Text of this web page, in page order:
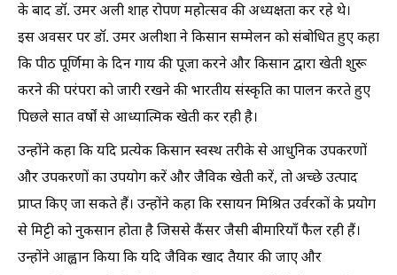
के बाद डॉ. उमर अली शाह रोपण महोत्सव की अध्यक्षता कर रहे थे।
इस अवसर पर डॉ. उमर अलीशा ने किसान सम्मेलन को संबोधित हुए कहा
कि पीठ पूर्णिमा के दिन गाय की पूजा करने और किसान द्वारा खेती शुरू
करने की परंपरा को जारी रखने की भारतीय संस्कृति का पालन करते हुए
पिछले सात वर्षों से आध्यात्मिक खेती कर रही है।
उन्होंने कहा कि यदि प्रत्येक किसान स्वस्थ तरीके से आधुनिक उपकरणों
और उपकरणों का उपयोग करें और जैविक खेती करें, तो अच्छे उत्पाद
प्राप्त किए जा सकते हैं। उन्होंने कहा कि रसायन मिश्रित उर्वरकों के प्रयोग
से मिट्टी को नुकसान होता है जिससे कैंसर जैसी बीमारियाँ फैल रही हैं।
उन्होंने आह्वान किया कि यदि जैविक खाद तैयार की जाए और